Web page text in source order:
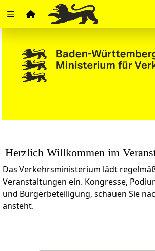
Zuklappen
Loading
Loading
Herzlich Willkommen im
Das Verkehrsministerium lädt
Veranstaltungen ein. Kongresse,
und Bürgerbeteiligung, schauen Sie
ansteht.